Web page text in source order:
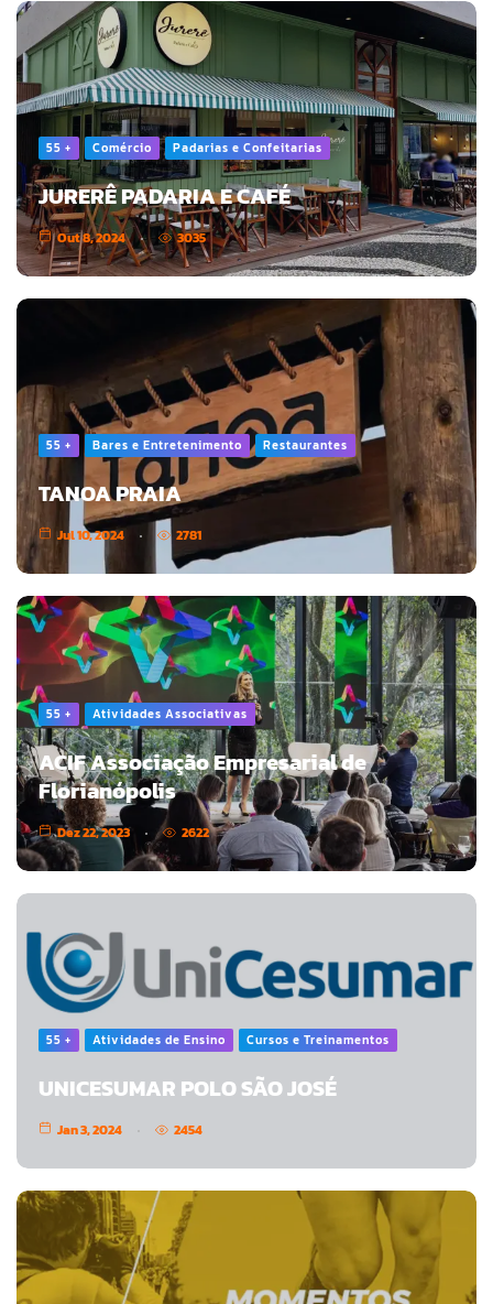
55 + Comércio Padarias e Confeitarias
JURERÊ PADARIA E CAFÉ
Out 8, 2024 3035
55 + Bares e Entretenimento Restaurantes
TANOA PRAIA
Jul 10, 2024 2781
55 + Atividades Associativas
ACIF Associação Empresarial de
Florianópolis
Dez 22, 2023 2622
55 + Atividades de Ensino Cursos e Treinamentos
UNICESUMAR POLO SÃO JOSÉ
Jan 3, 2024 2454